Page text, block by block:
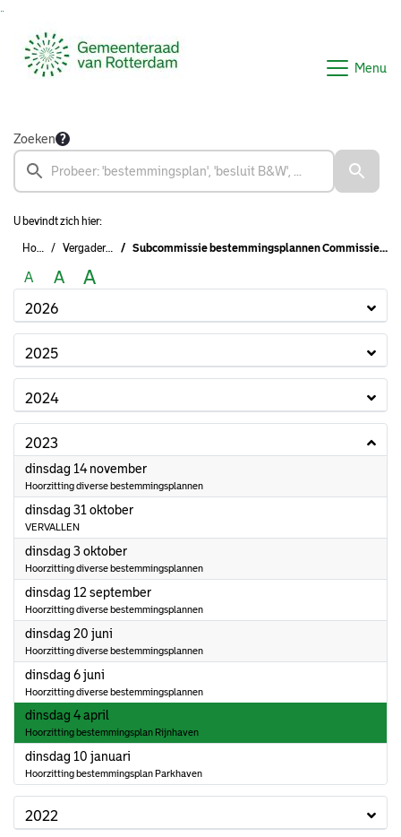
Menu
Zoeken
U bevindt zich hier:
Home Vergaderingen Subcommissie bestemmingsplannen Commissie Bouwen, Wonen en Buitenruimte (2022-2026)
A A A
2026
2025
2024
2023
dinsdag 14 november2023
Hoorzitting diverse bestemmingsplannen
dinsdag 31 oktober2023
VERVALLEN
dinsdag 3 oktober2023
Hoorzitting diverse bestemmingsplannen
dinsdag 12 september2023
Hoorzitting diverse bestemmingsplannen
dinsdag 20 juni
Hoorzitting diverse bestemmingsplannen
dinsdag 6 juni
Hoorzitting diverse bestemmingsplannen
dinsdag 4 april
Hoorzitting bestemmingsplan Rijnhaven
dinsdag 10 januari
Hoorzitting bestemmingsplan Parkhaven
2022